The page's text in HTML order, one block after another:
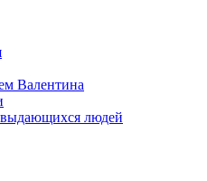
Валентина
людей